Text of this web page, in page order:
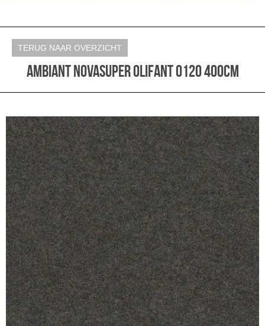
TERUG NAAR OVERZICHT
Ambiant Novasuper olifant 0120 400cm